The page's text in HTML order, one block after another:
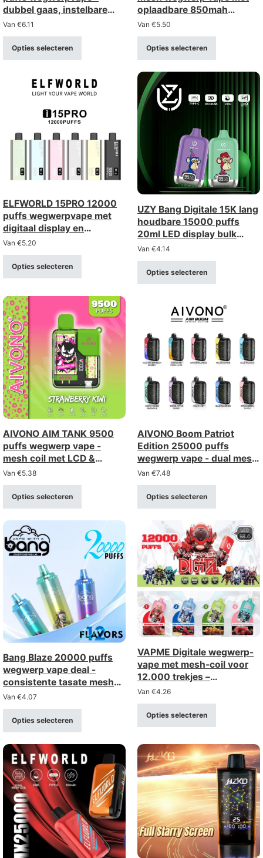
dubbel gaas, instelbare
luchtstroom, digitaal
display
Van €6.11
Opties selecteren
oplaadbare 850mah
batterij
Van €5.50
Opties selecteren
ELFWORLD 15PRO 12000
puffs wegwerpvape met
digitaal display en
instelbare luchtstroom
Van €5.20
Opties selecteren
UZY Bang Digitale 15K lang
houdbare 15000 puffs
20ml LED display bulk
wegwerp vape
Van €4.14
Opties selecteren
AIVONO AIM TANK 9500
puffs wegwerp vape -
mesh coil met LCD &
kinderslot
Van €5.38
Opties selecteren
AIVONO Boom Patriot
Edition 25000 puffs
wegwerp vape - dual mesh
met LCD-scherm
Van €7.48
Opties selecteren
Bang Blaze 20000 puffs
wegwerp vape deal -
consistente tasate mesh
coil, oplaadbaar
Van €4.07
Opties selecteren
VAPME Digitale wegwerp-
vape met mesh-coil voor
12.000 trekjes –
oplaadbaar met digitaal
display (sterkte 0-5%)
Van €4.26
Opties selecteren